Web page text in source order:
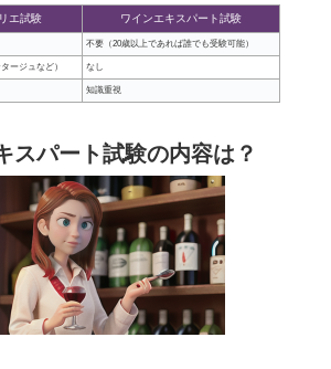
エ試験 ワインエキスパート試験
不要（20歳以上であれば誰でも受験可能）
ージュなど） なし
知識重視
スパート試験の内容は？